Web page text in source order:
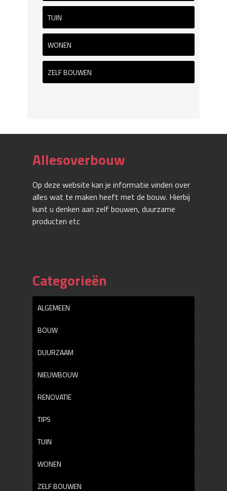
TUIN
WONEN
ZELF BOUWEN
Allesoverbouw
Op deze website kan je informatie vinden over
alles wat te maken heeft met de bouw. Hierbij
kunt u denken aan zelf bouwen, duurzame
producten etc
Categorieën
ALGEMEEN
BOUW
DUURZAAM
NIEUWBOUW
RENOVATIE
TIPS
TUIN
WONEN
ZELF BOUWEN